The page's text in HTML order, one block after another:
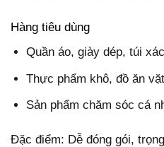
Hàng tiêu dùng
Quần áo, giày dép, túi
Thực phẩm khô, đồ ăn
Sản phẩm chăm sóc cá
Đặc điểm: Dễ đóng gói,